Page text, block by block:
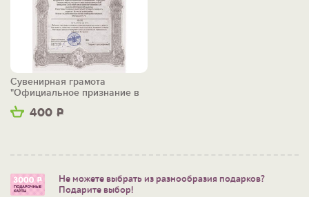
400 Р
Сувенирная грамота
"Официальное признание в
любви"
Не можете выбрать из разнообразия подарков?
Подарите выбор!